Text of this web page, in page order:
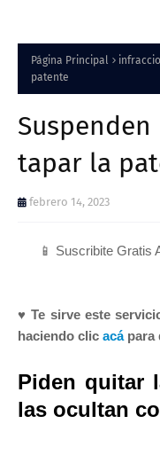
Página Principal
patente
tapar la
febrero 14, 2023
📱 Suscribite Gratis
♥ Te sirve este
haciendo clic acápara
Piden quitar
las ocultan